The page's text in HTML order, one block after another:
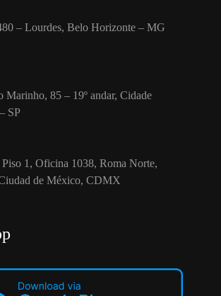
– Lourdes, Belo Horizonte – MG
Marinho, 85 – 19º andar, Cidade
SP
1, Oficina 1038, Roma Norte,
de México, CDMX